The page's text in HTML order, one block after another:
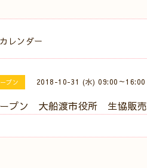
カレンダー
プン 2018-10-31 (水) 09:00～16:00
プン 大船渡市役所 生協販売